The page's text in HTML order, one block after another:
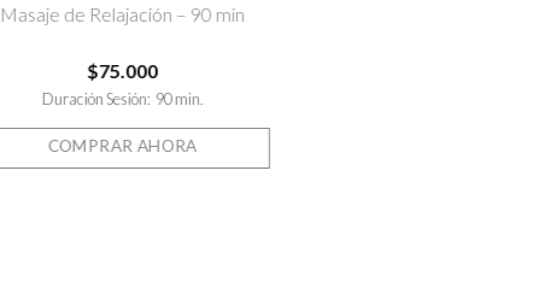
Masaje de Relajación – 90 min
$75.000
Duración Sesión: 90 min.
COMPRAR AHORA